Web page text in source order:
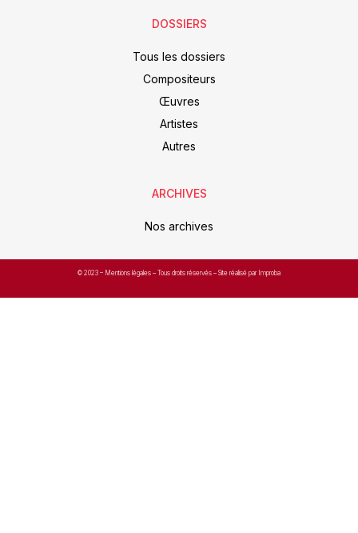
DOSSIERS
Tous les dossiers
Compositeurs
Œuvres
Artistes
Autres
ARCHIVES
Nos archives
© 2023 – Mentions légales – Tous droits réservés – Site réalisé par Improba